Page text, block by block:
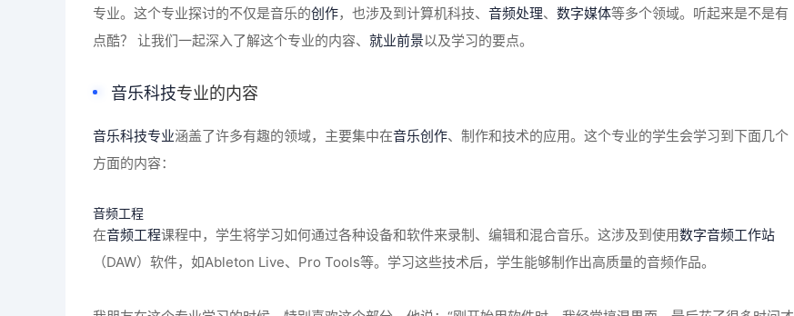
专业。这个专业探讨的不仅是音乐的创作，也涉及到计算机科技、 音频处理、 数字媒体等多个领域。听起来是不是有
点酷？ 让我们一起深入了解这个专业的内容、 就业前景以及学习的要点。
音乐科技专业的内容
音乐科技专业涵盖了许多有趣的领域，主要集中在音乐创作、制作和技术的应用。这个专业的学生会学习到下面几个
方面的内容：
音频工程
在音频工程课程中，学生将学习如何通过各种设备和软件来录制、编辑和混合音乐。这涉及到使用数字音频工作站
（DAW）软件，如Ableton Live、Pro Tools等。学习这些技术后，学生能够制作出高质量的音频作品。